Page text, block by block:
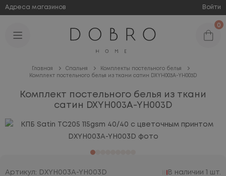
Адреса магазинов Войти
0
Главная Спальня
Комплекты постельного белья
Комплект постельного белья из ткани сатин DXYH003A-YH003D
Комплект постельного белья из ткани
сатин DXYH003A-YH003D
Артикул: DXYH003A-YH003D В наличии 1 шт.